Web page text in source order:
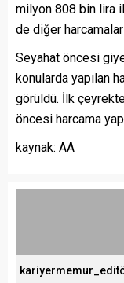
milyon 808 bin lira
de diğer
Seyahat öncesi
konularda yapılan
görüldü. İlk
öncesi harcama
kaynak: AA